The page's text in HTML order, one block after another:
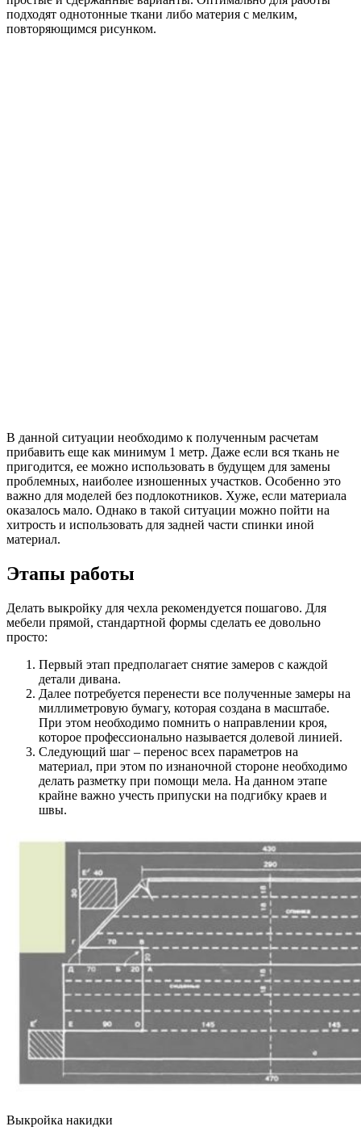
подходят однотонные ткани либо материя с мелким,
повторяющимся рисунком.
В данной ситуации необходимо к полученным расчетам
прибавить еще как минимум 1 метр. Даже если вся ткань не
пригодится, ее можно использовать в будущем для замены
проблемных, наиболее изношенных участков. Особенно это
важно для моделей без подлокотников. Хуже, если материала
оказалось мало. Однако в такой ситуации можно пойти на
хитрость и использовать для задней части спинки иной
материал.
Этапы работы
Делать выкройку для чехла рекомендуется пошагово. Для
мебели прямой, стандартной формы сделать ее довольно
просто:
Первый этап предполагает снятие замеров с каждой
детали дивана.
Далее потребуется перенести все полученные замеры на
миллиметровую бумагу, которая создана в масштабе.
При этом необходимо помнить о направлении кроя,
которое профессионально называется долевой линией.
Следующий шаг – перенос всех параметров на
материал, при этом по изнаночной стороне необходимо
делать разметку при помощи мела. На данном этапе
крайне важно учесть припуски на подгибку краев и
швы.
Выкройка накидки